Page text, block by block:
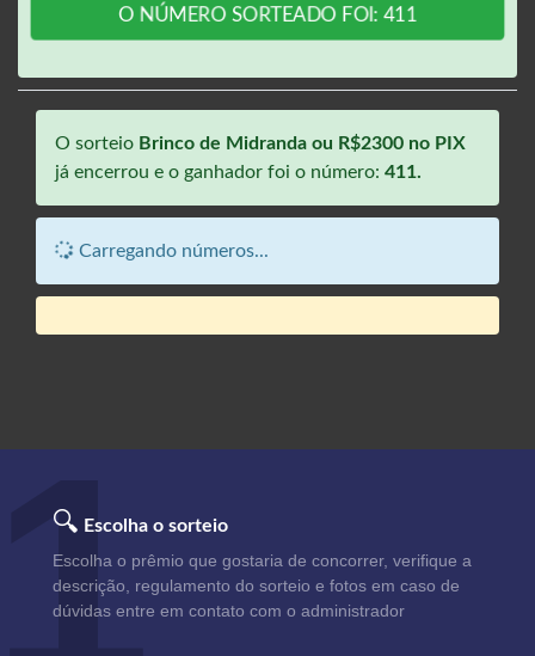
O NÚMERO SORTEADO FOI: 411
O sorteio Brinco de Midranda ou R$2300 no PIX
já encerrou e o ganhador foi o número: 411.
Carregando números...
🔍 Escolha o sorteio
Escolha o prêmio que gostaria de concorrer, verifique a
descrição, regulamento do sorteio e fotos em caso de
dúvidas entre em contato com o administrador